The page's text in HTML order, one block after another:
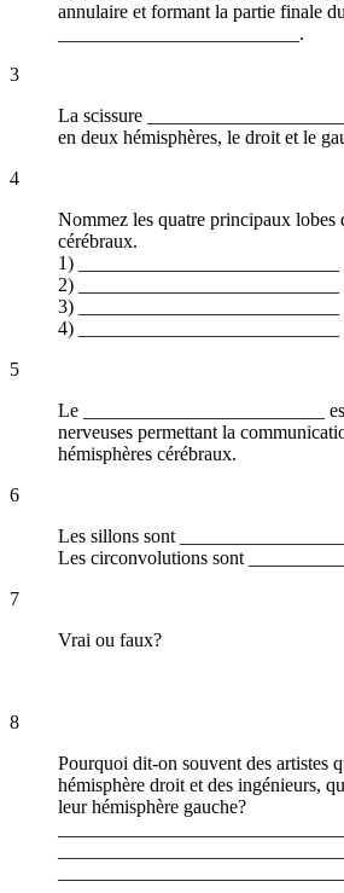
annulaire et formant la partie finale
_________________________.
3
La scissure
en deux hémisphères, le droit et le
4
Nommez les quatre principaux lobes
cérébraux.
1) ___________________________
2) ___________________________
3) ___________________________
4) ___________________________
5
Le _________________________
nerveuses permettant la
hémisphères cérébraux.
6
Les sillons sont
Les circonvolutions sont
7
Vrai ou faux?
8
Pourquoi dit-on souvent des artistes
hémisphère droit et des ingénieurs,
leur hémisphère gauche?